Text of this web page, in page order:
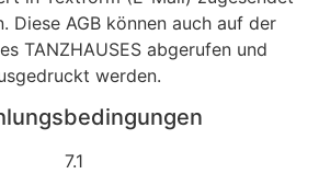
Diese AGB können auch auf der
TANZHAUSES abgerufen und
werden.
7.1